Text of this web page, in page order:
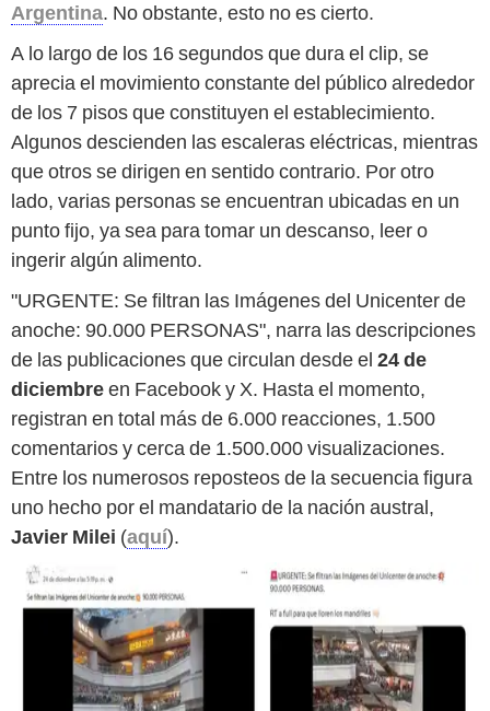
Argentina. No obstante, esto no es cierto.
A lo largo de los 16 segundos que dura el clip, se
aprecia el movimiento constante del público alrededor
de los 7 pisos que constituyen el establecimiento.
Algunos descienden las escaleras eléctricas, mientras
que otros se dirigen en sentido contrario. Por otro
lado, varias personas se encuentran ubicadas en un
punto fijo, ya sea para tomar un descanso, leer o
ingerir algún alimento.
"URGENTE: Se filtran las Imágenes del Unicenter de
anoche: 90.000 PERSONAS", narra las descripciones
de las publicaciones que circulan desde el 24 de
diciembreen Facebook y X. Hasta el momento,
registran en total más de 6.000 reacciones, 1.500
comentarios y cerca de 1.500.000 visualizaciones.
Entre los numerosos reposteos de la secuencia figura
uno hecho por el mandatario de la nación austral,
Javier Milei (aquí).